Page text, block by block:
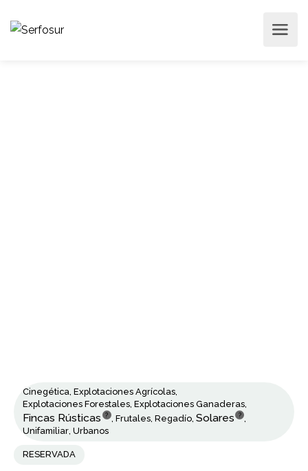
Cinegética , Explotaciones Agrícolas
,
Fincas Rústicas